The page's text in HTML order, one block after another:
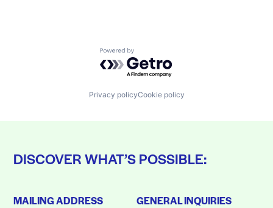
Powered by Getro.com
Privacy policyCookie policy
DISCOVER WHAT’S POSSIBLE:
MAILING ADDRESS GENERAL INQUIRIES